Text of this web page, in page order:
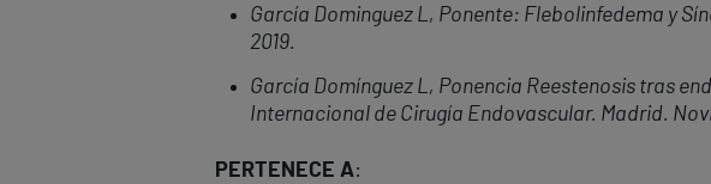
García Dominguez L, Ponente: Flebolinfedema y
2019.
García Domínguez L, Ponencia Reestenosis tras
Internacional de Cirugía Endovascular. Madrid.
PERTENECE A: